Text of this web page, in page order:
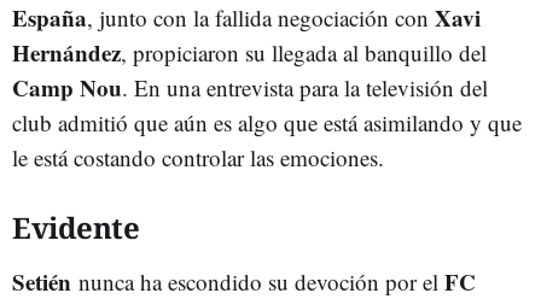
España, junto con la fallida negociación con Xavi
Hernández, propiciaron su llegada al banquillo del
Camp Nou. En una entrevista para la televisión del
club admitió que aún es algo que está asimilando y que
le está costando controlar las emociones.
Evidente
Setién nunca ha escondido su devoción por el FC